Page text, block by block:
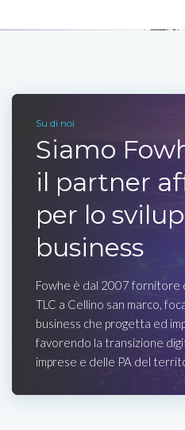
Su di noi
Siamo
il partner
per lo
business
Fowhe è dal 2007 fornitore
TLC a Cellino san marco,
business che progetta ed
favorendo la transizione
imprese e delle PA del